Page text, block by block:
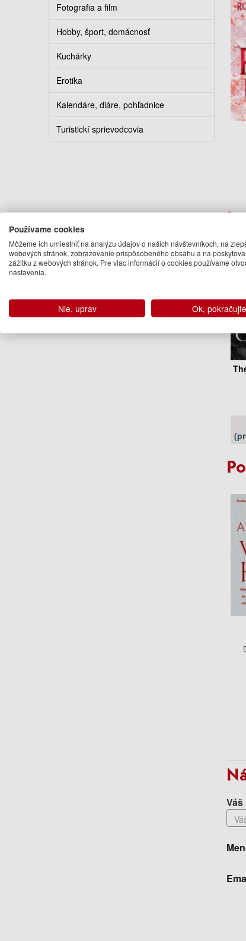
Fotografia a film
Hobby, šport, domácnosť
Kuchárky
Erotika
Kalendáre, diáre, pohľadnice
Turistickí sprievodcovia
Používame cookies
Môžeme ich umiestniť na analýzu údajov o našich návštevníkoch, na
webových stránok, zobrazovanie prispôsobeného obsahu a na
zážitku z webových stránok. Pre viac informácií o cookies používame
nastavenia.
Nie, uprav Ok, pokračujte